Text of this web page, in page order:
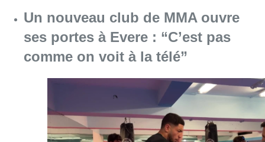
Un nouveau club de MMA ouvre
ses portes à Evere : “C’est pas
comme on voit à la télé”